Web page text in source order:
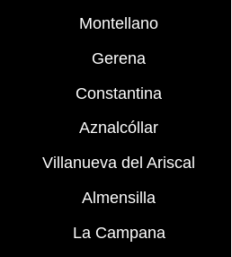
Montellano
Gerena
Constantina
Aznalcóllar
Villanueva del Ariscal
Almensilla
La Campana